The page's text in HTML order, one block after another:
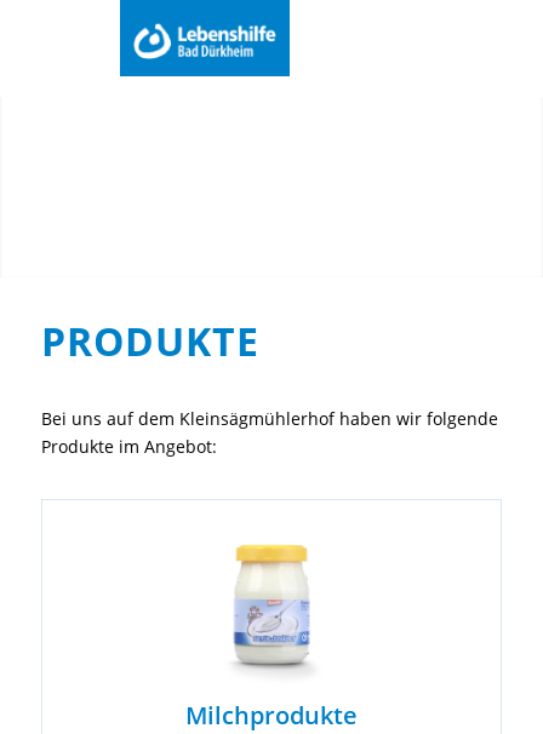
Startseite / Arbeit / Bauernhof
PRODUKTE
Bei uns auf dem Kleinsägmühlerhof haben wir folgende
Produkte im Angebot:
Milchprodukte